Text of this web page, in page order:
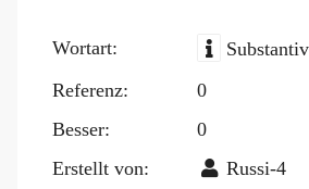
Blog
Wortart:
Substantiv
Referenz:
0
Besser:
0
Erstellt von:
Russi-4